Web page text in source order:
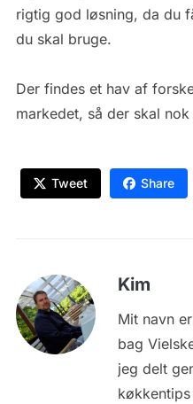
rigtig god løsning, da du
du skal bruge.
Der findes et hav af
markedet, så der skal
Tweet Share
Kim
Mit navn
bag
jeg delt